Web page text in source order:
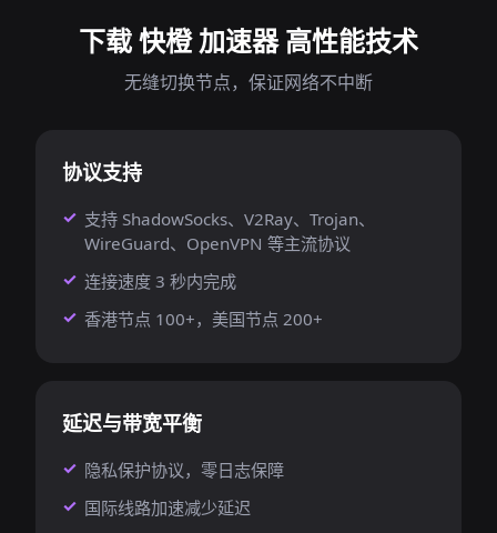
下载 快橙 加速器 高性能技术
无缝切换节点，保证网络不中断
协议支持
支持 ShadowSocks、V2Ray、Trojan、
WireGuard、OpenVPN 等主流协议
连接速度 3 秒内完成
香港节点 100+，美国节点 200+
延迟与带宽平衡
隐私保护协议，零日志保障
国际线路加速减少延迟